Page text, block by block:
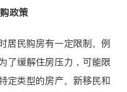
政策
居民购房有一定限制。例
了缓解住房压力，可能限
定类型的房产。新移民和